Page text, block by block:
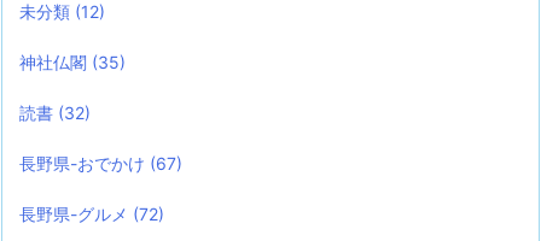
未分類 (12)
神社仏閣 (35)
読書 (32)
長野県-おでかけ (67)
長野県-グルメ (72)